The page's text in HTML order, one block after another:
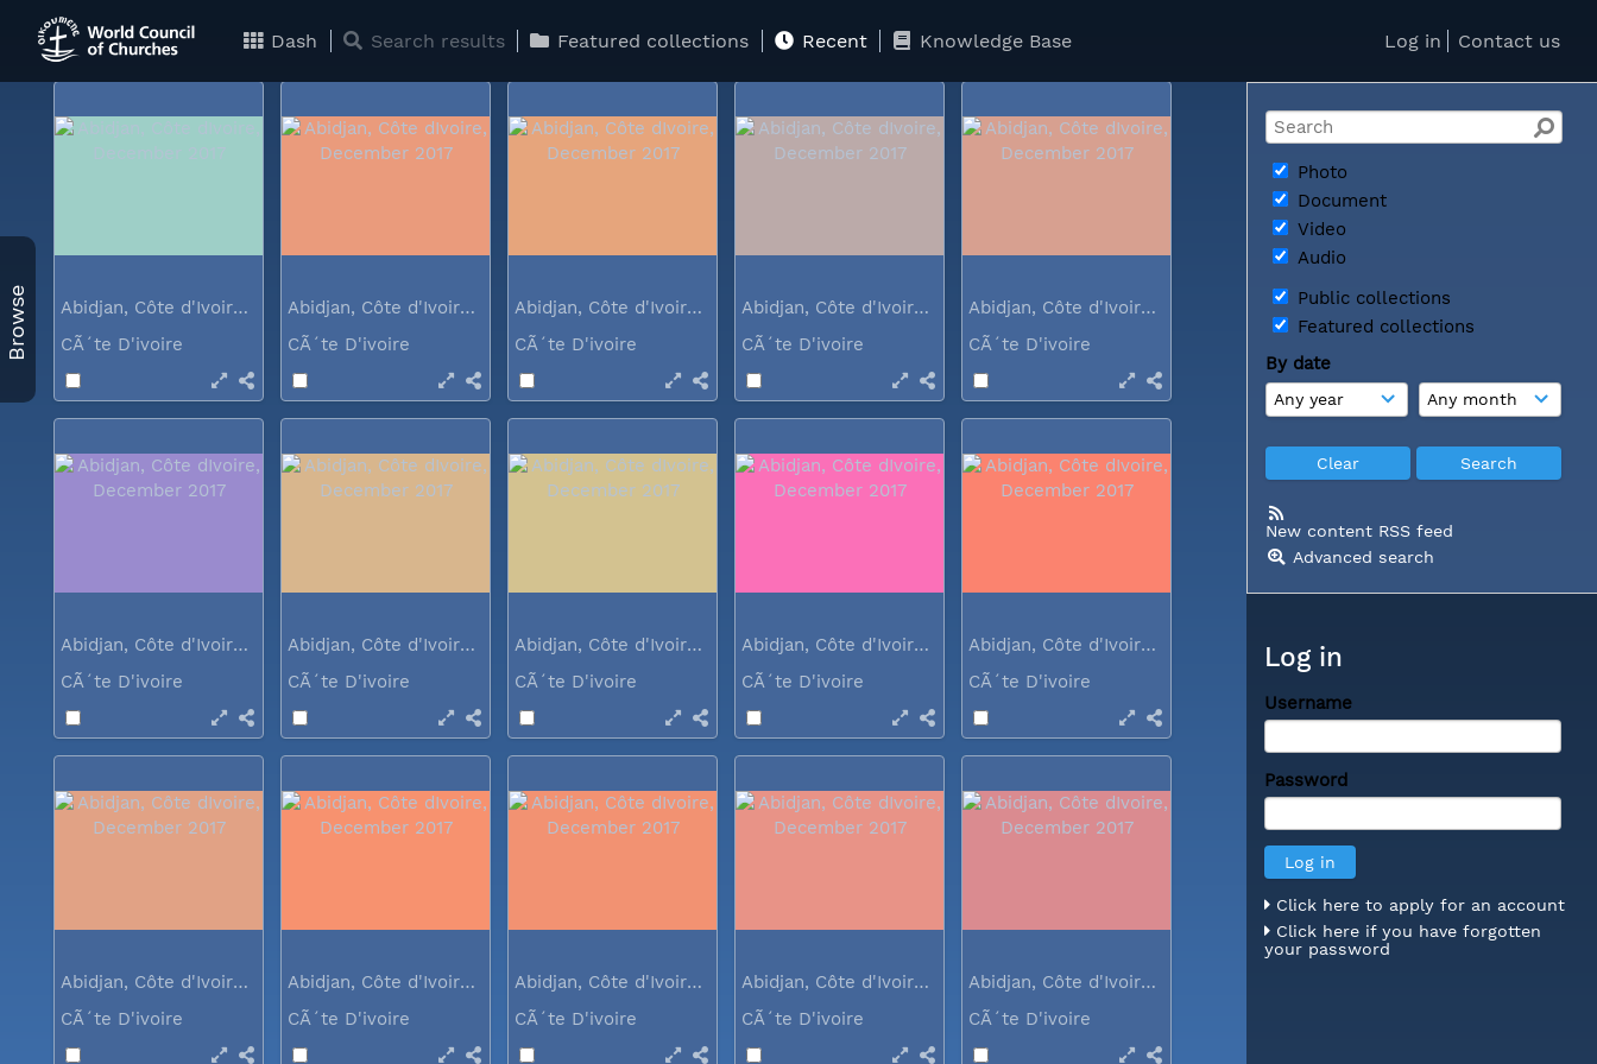
Log in Contact us
Dash Search results Featured collections Recent Knowledge Base
Photo
Document
Video
Audio
Public collections
Featured collections
By date
New content RSS feed
Advanced search
Log in
Username
Password
Click here to apply for an account
Click here if you have forgotten
your password
Browse
Abidjan, Côte d'Ivoire, December 2017
CÃ´te D'ivoire
Abidjan, Côte d'Ivoire, December 2017
CÃ´te D'ivoire
Abidjan, Côte d'Ivoire, December 2017
CÃ´te D'ivoire
Abidjan, Côte d'Ivoire, December 2017
CÃ´te D'ivoire
Abidjan, Côte d'Ivoire, December 2017
CÃ´te D'ivoire
Abidjan, Côte d'Ivoire, December 2017
CÃ´te D'ivoire
Abidjan, Côte d'Ivoire, December 2017
CÃ´te D'ivoire
Abidjan, Côte d'Ivoire, December 2017
CÃ´te D'ivoire
Abidjan, Côte d'Ivoire, December 2017
CÃ´te D'ivoire
Abidjan, Côte d'Ivoire, December 2017
CÃ´te D'ivoire
Abidjan, Côte d'Ivoire, December 2017
CÃ´te D'ivoire
Abidjan, Côte d'Ivoire, December 2017
CÃ´te D'ivoire
Abidjan, Côte d'Ivoire, December 2017
CÃ´te D'ivoire
Abidjan, Côte d'Ivoire, December 2017
CÃ´te D'ivoire
Abidjan, Côte d'Ivoire, December 2017
CÃ´te D'ivoire